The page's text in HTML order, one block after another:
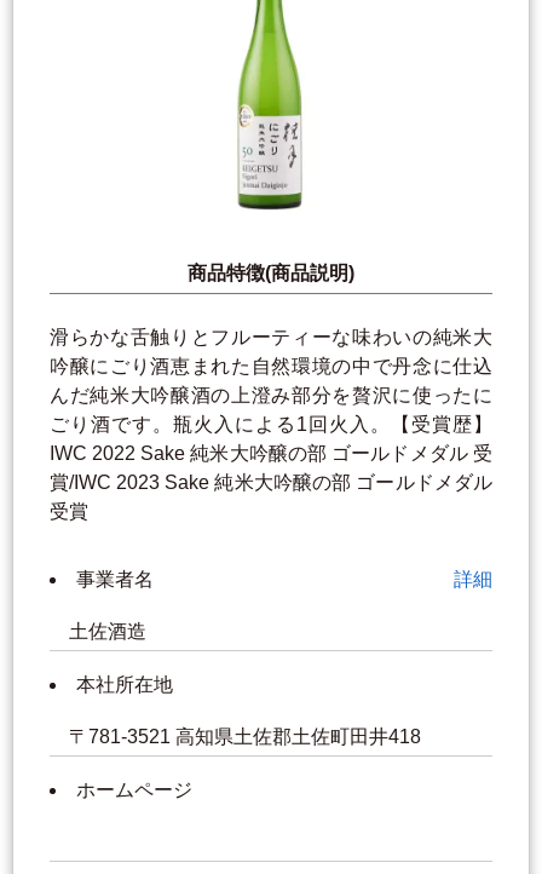
商品特徴(商品説明)
滑らかな舌触りとフルーティーな味わいの純米大
吟醸にごり酒恵まれた自然環境の中で丹念に仕込
んだ純米大吟醸酒の上澄み部分を贅沢に使ったに
ごり酒です。瓶火入による1回火入。【受賞歴】
IWC 2022 Sake 純米大吟醸の部 ゴールドメダル 受
賞/IWC 2023 Sake 純米大吟醸の部 ゴールドメダル
受賞
事業者名 詳細
土佐酒造
本社所在地
〒781-3521 高知県土佐郡土佐町田井418
ホームページ